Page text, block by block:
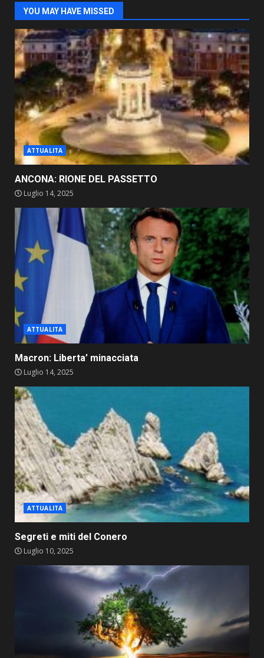
YOU MAY HAVE MISSED
ATTUALITA
ANCONA: RIONE DEL PASSETTO
Luglio 14, 2025
ATTUALITA
Macron: Liberta’ minacciata
Luglio 14, 2025
ATTUALITA
Segreti e miti del Conero
Luglio 10, 2025